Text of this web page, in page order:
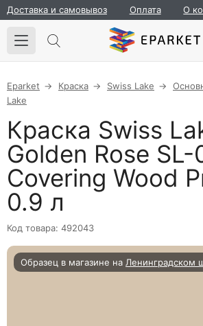
Доставка и самовывоз Оплата О
Eparket Краска Swiss Lake
Lake
Краска Swiss
Golden Rose SL-
Covering Wood
0.9 л
Код товара: 492043
Образец в магазине на Ленинградском